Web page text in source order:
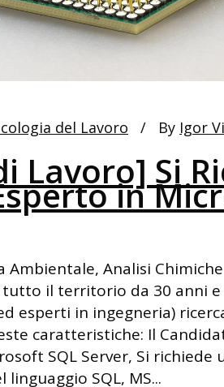
del Lavoro By Igor
Lavoro] Si
in
Ambientale, Analisi
tutto il territorio da 30 anni
esperti in ingegneria)
caratteristiche: Il
SQL Server, Si richiede
SQL, MS...